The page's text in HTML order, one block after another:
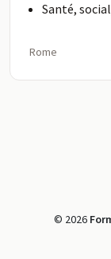
Santé,
Rome
© 2026